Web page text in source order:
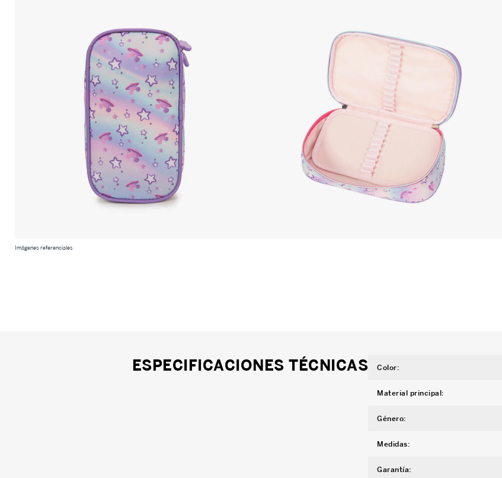
Imágenes referenciales
ESPECIFICACIONES TÉCNICAS Color:
Material principal:
Género:
Medidas:
Garantía: